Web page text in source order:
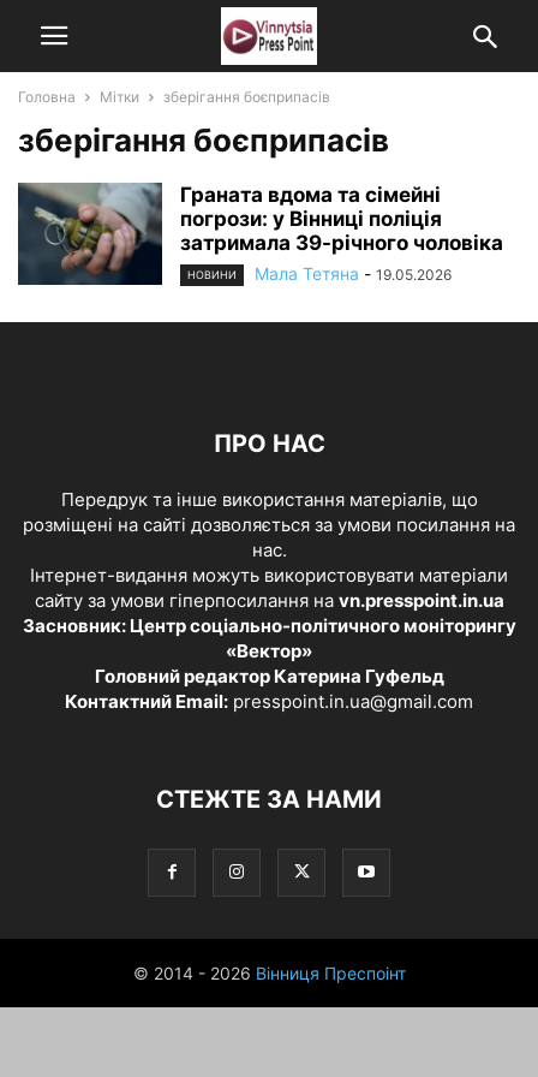
Головна Мітки зберігання боєприпасів
зберігання боєприпасів
Граната вдома та сімейні
погрози: у Вінниці поліція
затримала 39-річного чоловіка
НОВИНИ Мала Тетяна - 19.05.2026
ПРО НАС
Передрук та інше використання матеріалів, що
розміщені на сайті дозволяється за умови посилання на
нас.
Інтернет-видання можуть використовувати матеріали
сайту за умови гіперпосилання на vn.presspoint.in.ua
Засновник: Центр соціально-політичного моніторингу
«Вектор»
Головний редактор Катерина Гуфельд
Контактний Email: presspoint.in.ua@gmail.com
СТЕЖТЕ ЗА НАМИ
© 2014 - 2026 Вінниця Преспоінт